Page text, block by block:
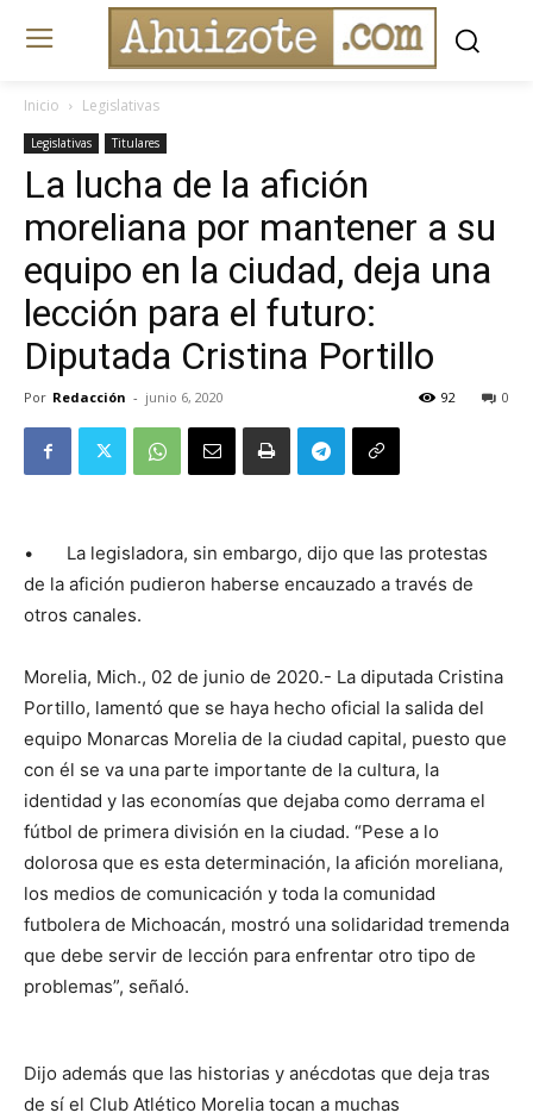
Inicio Legislativas
Legislativas Titulares
La lucha de la afición
moreliana por mantener a su
equipo en la ciudad, deja una
lección para el futuro:
Diputada Cristina Portillo
Por Redacción - junio 6, 2020 0
92
• La legisladora, sin embargo, dijo que las protestas
de la afición pudieron haberse encauzado a través de
otros canales.
Morelia, Mich., 02 de junio de 2020.- La diputada Cristina
Portillo, lamentó que se haya hecho oficial la salida del
equipo Monarcas Morelia de la ciudad capital, puesto que
con él se va una parte importante de la cultura, la
identidad y las economías que dejaba como derrama el
fútbol de primera división en la ciudad. “Pese a lo
dolorosa que es esta determinación, la afición moreliana,
los medios de comunicación y toda la comunidad
futbolera de Michoacán, mostró una solidaridad tremenda
que debe servir de lección para enfrentar otro tipo de
problemas”, señaló.
Dijo además que las historias y anécdotas que deja tras
de sí el Club Atlético Morelia tocan a muchas